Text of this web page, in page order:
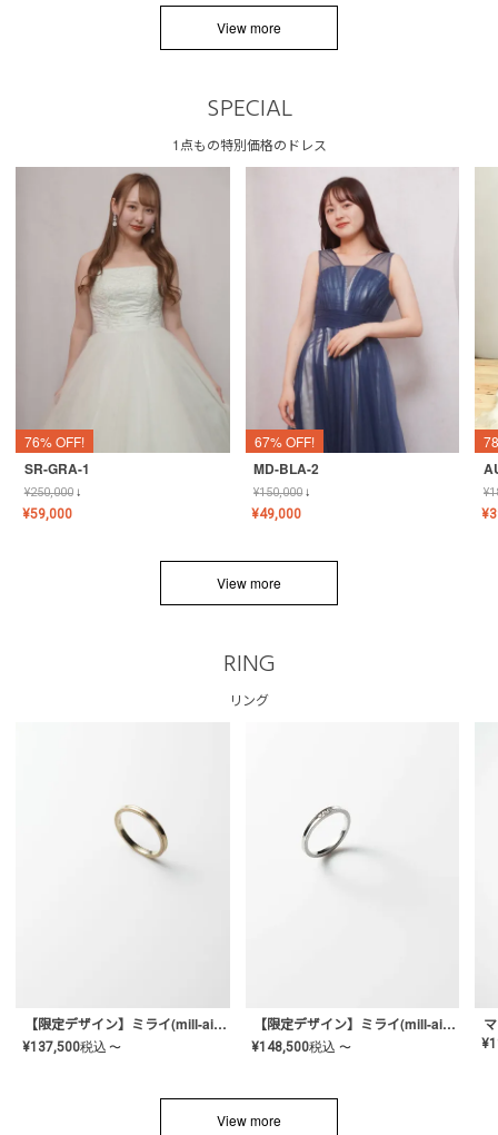
View more
SPECIAL
1点もの特別価格のドレス
76% OFF!
SR-GRA-1
¥250,000↓
¥59,000
67% OFF!
MD-BLA-2
¥150,000↓
¥49,000
¥
¥
View more
RING
リング
【限定デザイン】ミライ(mill-ai)リング
¥137,500税込 〜
【限定デザイン】ミライ(mill-ai)リング
¥148,500税込 〜 ¥
View more